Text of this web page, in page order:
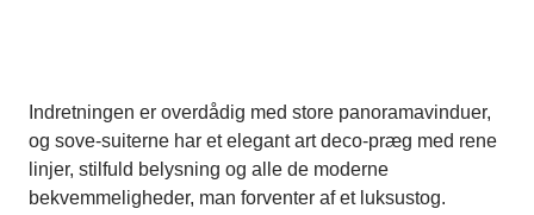
Indretningen er overdådig med store panoramavinduer,
og sove-suiterne har et elegant art deco-præg med rene
linjer, stilfuld belysning og alle de moderne
bekvemmeligheder, man forventer af et luksustog.